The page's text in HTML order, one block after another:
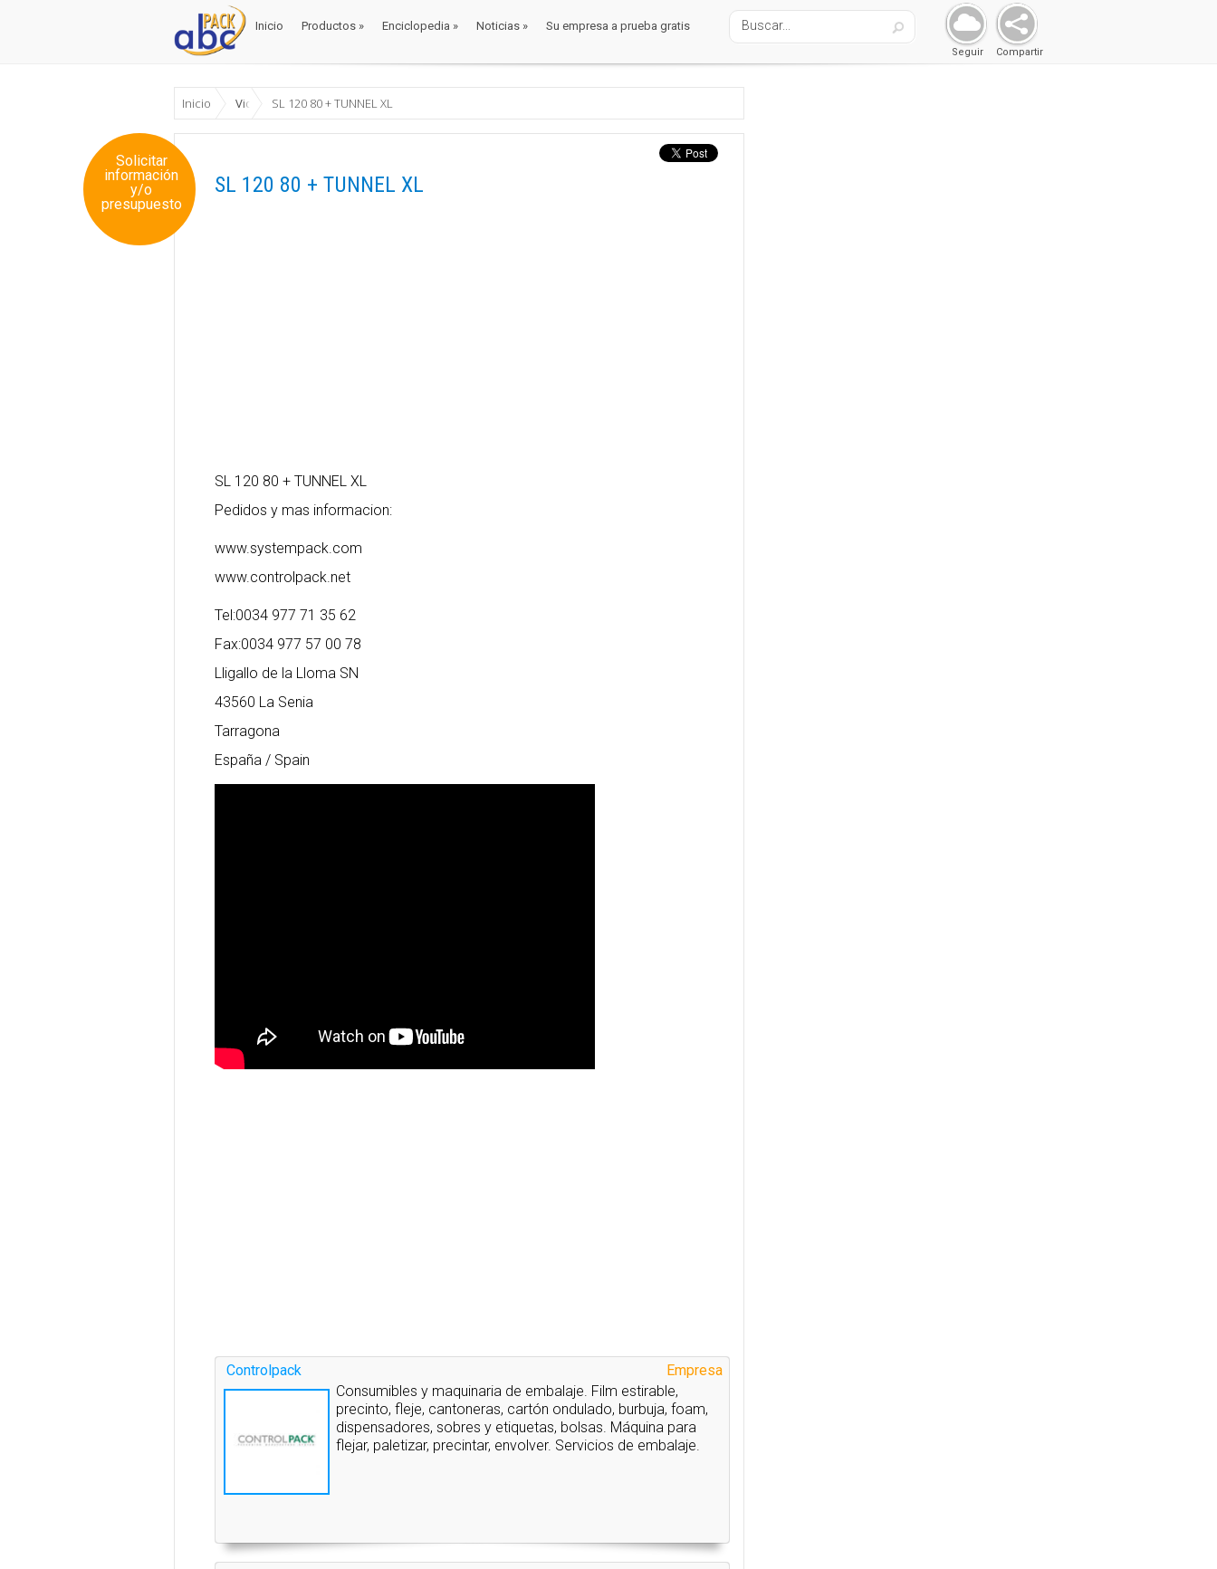
Inicio Productos » Enciclopedia » Noticias » Su empresa a prueba gratis
Compartir
Seguir
Inicio VideosSL 120 80 + TUNNEL XL
Solicitar
información
y/o
presupuesto
SL 120 80 + TUNNEL XL
SL 120 80 + TUNNEL XL
Pedidos y mas informacion:
www.systempack.com
www.controlpack.net
Tel:0034 977 71 35 62
Fax:0034 977 57 00 78
Lligallo de la Lloma SN
43560 La Senia
Tarragona
España / Spain
Empresa
Controlpack
Consumibles y maquinaria de embalaje. Film estirable,
precinto, fleje, cantoneras, cartón ondulado, burbuja, foam,
dispensadores, sobres y etiquetas, bolsas. Máquina para
flejar, paletizar, precintar, envolver. Servicios de embalaje.